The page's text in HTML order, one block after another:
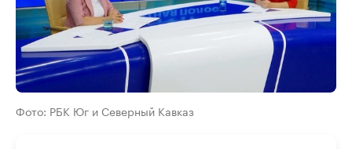
Фото: РБК Юг и Северный Кавказ